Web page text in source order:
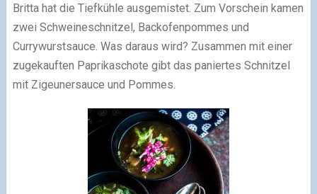
Britta hat die Tiefkühle ausgemistet. Zum Vorschein kamen
zwei Schweineschnitzel, Backofenpommes und
Currywurstsauce. Was daraus wird? Zusammen mit einer
zugekauften Paprikaschote gibt das paniertes Schnitzel
mit Zigeunersauce und Pommes.